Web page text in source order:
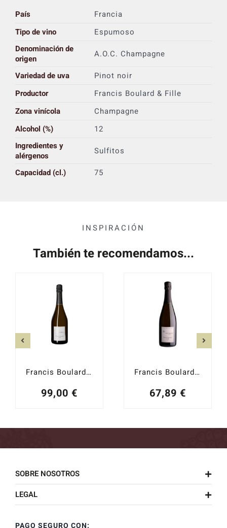
País
Francia
Tipo de vino
Espumoso
Denominación de
origen
A.O.C. Champagne
Variedad de uva
Pinot noir
Productor
Francis Boulard & Fille
Zona vinícola
Champagne
Alcohol (%)
12
Ingredientes y
alérgenos
Sulfitos
Capacidad (cl.)
75
INSPIRACIÓN
También te recomendamos...
Francis Boulard Les Rachais Brut Nature 2016
99,00 €
Francis Boulard Mailly Grand Cru
67,89 €
SOBRE NOSOTROS
LEGAL
PAGO SEGURO CON: